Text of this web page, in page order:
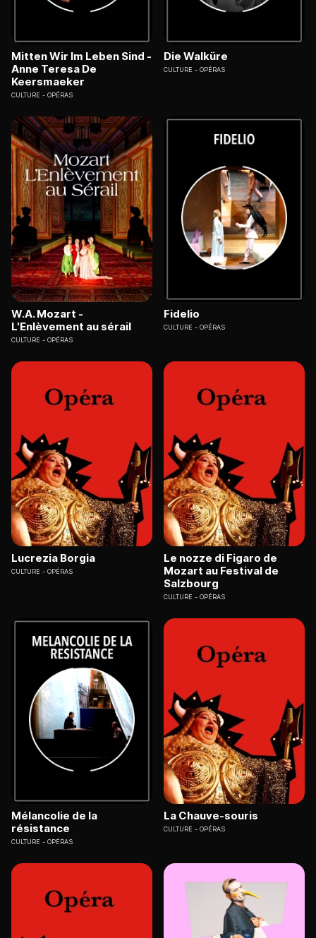
Mitten Wir Im Leben Sind -
Anne Teresa De
Keersmaeker
CULTURE OPÉRAS
Die Walküre
CULTURE OPÉRAS
W.A. Mozart -
L'Enlèvement au sérail
CULTURE OPÉRAS
Fidelio
CULTURE OPÉRAS
Lucrezia Borgia
CULTURE OPÉRAS
Le nozze di Figaro de
Mozart au Festival de
Salzbourg
CULTURE OPÉRAS
Mélancolie de la
résistance
CULTURE OPÉRAS
La Chauve-souris
CULTURE OPÉRAS